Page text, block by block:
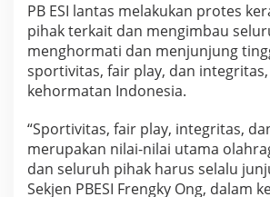
PB ESI lantas melakukan protes
pihak terkait dan mengimbau
menghormati dan menjunjung
sportivitas, fair play, dan
kehormatan Indonesia.
“Sportivitas, fair play, integritas,
merupakan nilai-nilai utama
dan seluruh pihak harus selalu
Sekjen PBESI Frengky Ong, dalam